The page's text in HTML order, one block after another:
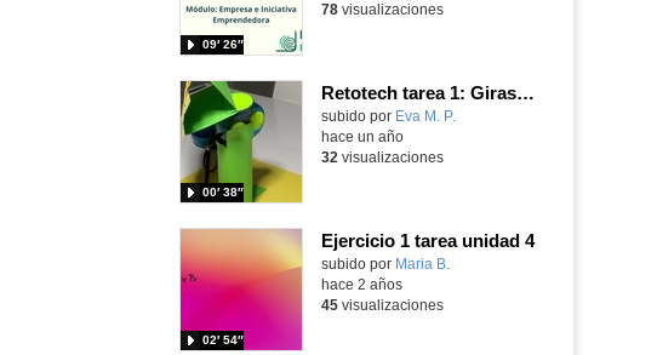
09′ 26″
78visualizaciones
Retotech tarea 1: Girasol Robótico
subido por Eva M. P.
00′ 38″
hace un año
32 visualizaciones
Ejercicio 1 tarea unidad 4
Contenido educativo.
subido por Maria B.
02′ 54″
hace 2 años
45visualizaciones